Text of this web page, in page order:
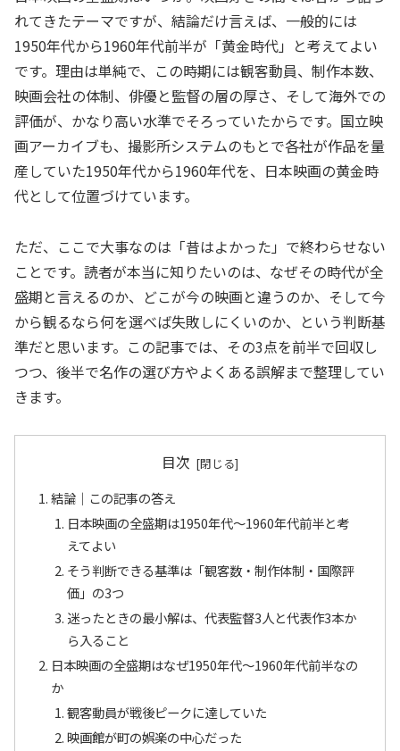
れてきたテーマですが、結論だけ言えば、一般的には
1950年代から1960年代前半が「黄金時代」と考えてよい
です。理由は単純で、この時期には観客動員、制作本数、
映画会社の体制、俳優と監督の層の厚さ、そして海外での
評価が、かなり高い水準でそろっていたからです。国立映
画アーカイブも、撮影所システムのもとで各社が作品を量
産していた1950年代から1960年代を、日本映画の黄金時
代として位置づけています。
ただ、ここで大事なのは「昔はよかった」で終わらせない
ことです。読者が本当に知りたいのは、なぜその時代が全
盛期と言えるのか、どこが今の映画と違うのか、そして今
から観るなら何を選べば失敗しにくいのか、という判断基
準だと思います。この記事では、その3点を前半で回収し
つつ、後半で名作の選び方やよくある誤解まで整理してい
きます。
目次
結論｜この記事の答え
日本映画の全盛期は1950年代〜1960年代前半と考
えてよい
そう判断できる基準は「観客数・制作体制・国際評
価」の3つ
迷ったときの最小解は、代表監督3人と代表作3本か
ら入ること
日本映画の全盛期はなぜ1950年代〜1960年代前半なの
か
観客動員が戦後ピークに達していた
映画館が町の娯楽の中心だった